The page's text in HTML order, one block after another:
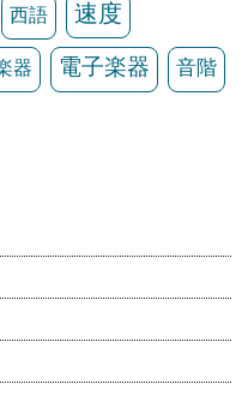
西語 速度
器 電子楽器 音階